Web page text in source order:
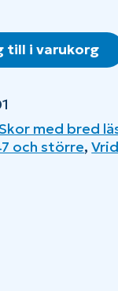
till i varukorg
Skor med bred
och större,